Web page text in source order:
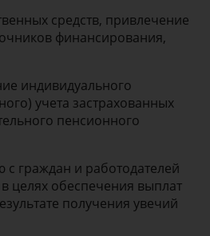
средств, привлечение
финансирования,
индивидуального
учета застрахованных
пенсионного
с граждан и работодателей
целях обеспечения выплат
получения увечий